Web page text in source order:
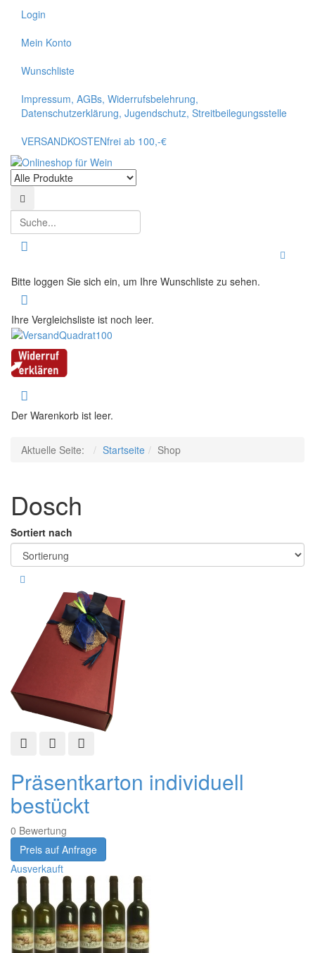
Login
Mein Konto
Wunschliste
Impressum, AGBs, Widerrufsbelehrung,
Datenschutzerklärung, Jugendschutz, Streitbeilegungsstelle
VERSANDKOSTENfrei ab 100,-€
Suchen
Toggle
Bitte loggen Sie sich ein, um Ihre Wunschliste zu sehen.
Ihre Vergleichsliste ist noch leer.
Der Warenkorb ist leer.
Aktuelle Seite: Startseite Shop
Dosch
Sortiert nach
SchnellansichtZur Wunschliste hinzufügen
Präsentkarton individuell
bestückt
0 Bewertung
Preis auf Anfrage
Ausverkauft